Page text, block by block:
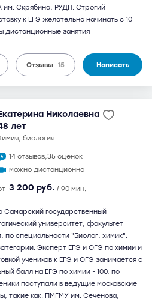
им. Скрябина, РУДН. Строгий
к ЕГЭ желательно начинать с 10
дистанционные занятия
Отзывы 15 Написать
Николаевна
лет
химия, биология
14 отзывов,35 оценок
можно дистанционно
3 200 руб. / 90 мин.
Самарский государственный
университет, факультет
по специальности "Биолог, химик".
Эксперт ЕГЭ и ОГЭ по химии и
учеников к ЕГЭ и ОГЭ занимается с
балл на ЕГЭ по химии - 100, по
поступали в ведущие московские
такие как: ПМГМУ им. Сеченова,